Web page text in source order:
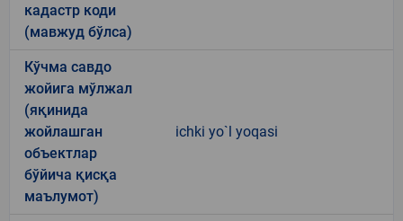
кадастр коди
(мавжуд бўлса)
Кўчма савдо
жойига мўлжал
(яқинида
жойлашган
объектлар
бўйича қисқа
маълумот)
ichki yo`l yoqasi